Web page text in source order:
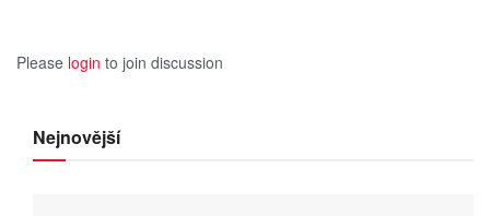
Please login to join discussion
Nejnovější